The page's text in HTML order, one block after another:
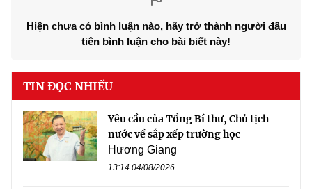
Hiện chưa có bình luận nào, hãy trở thành người đầu
tiên bình luận cho bài biết này!
TIN ĐỌC NHIỀU
Yêu cầu của Tổng Bí thư, Chủ tịch
nước về sắp xếp trường học
Hương Giang
13:14 04/08/2026